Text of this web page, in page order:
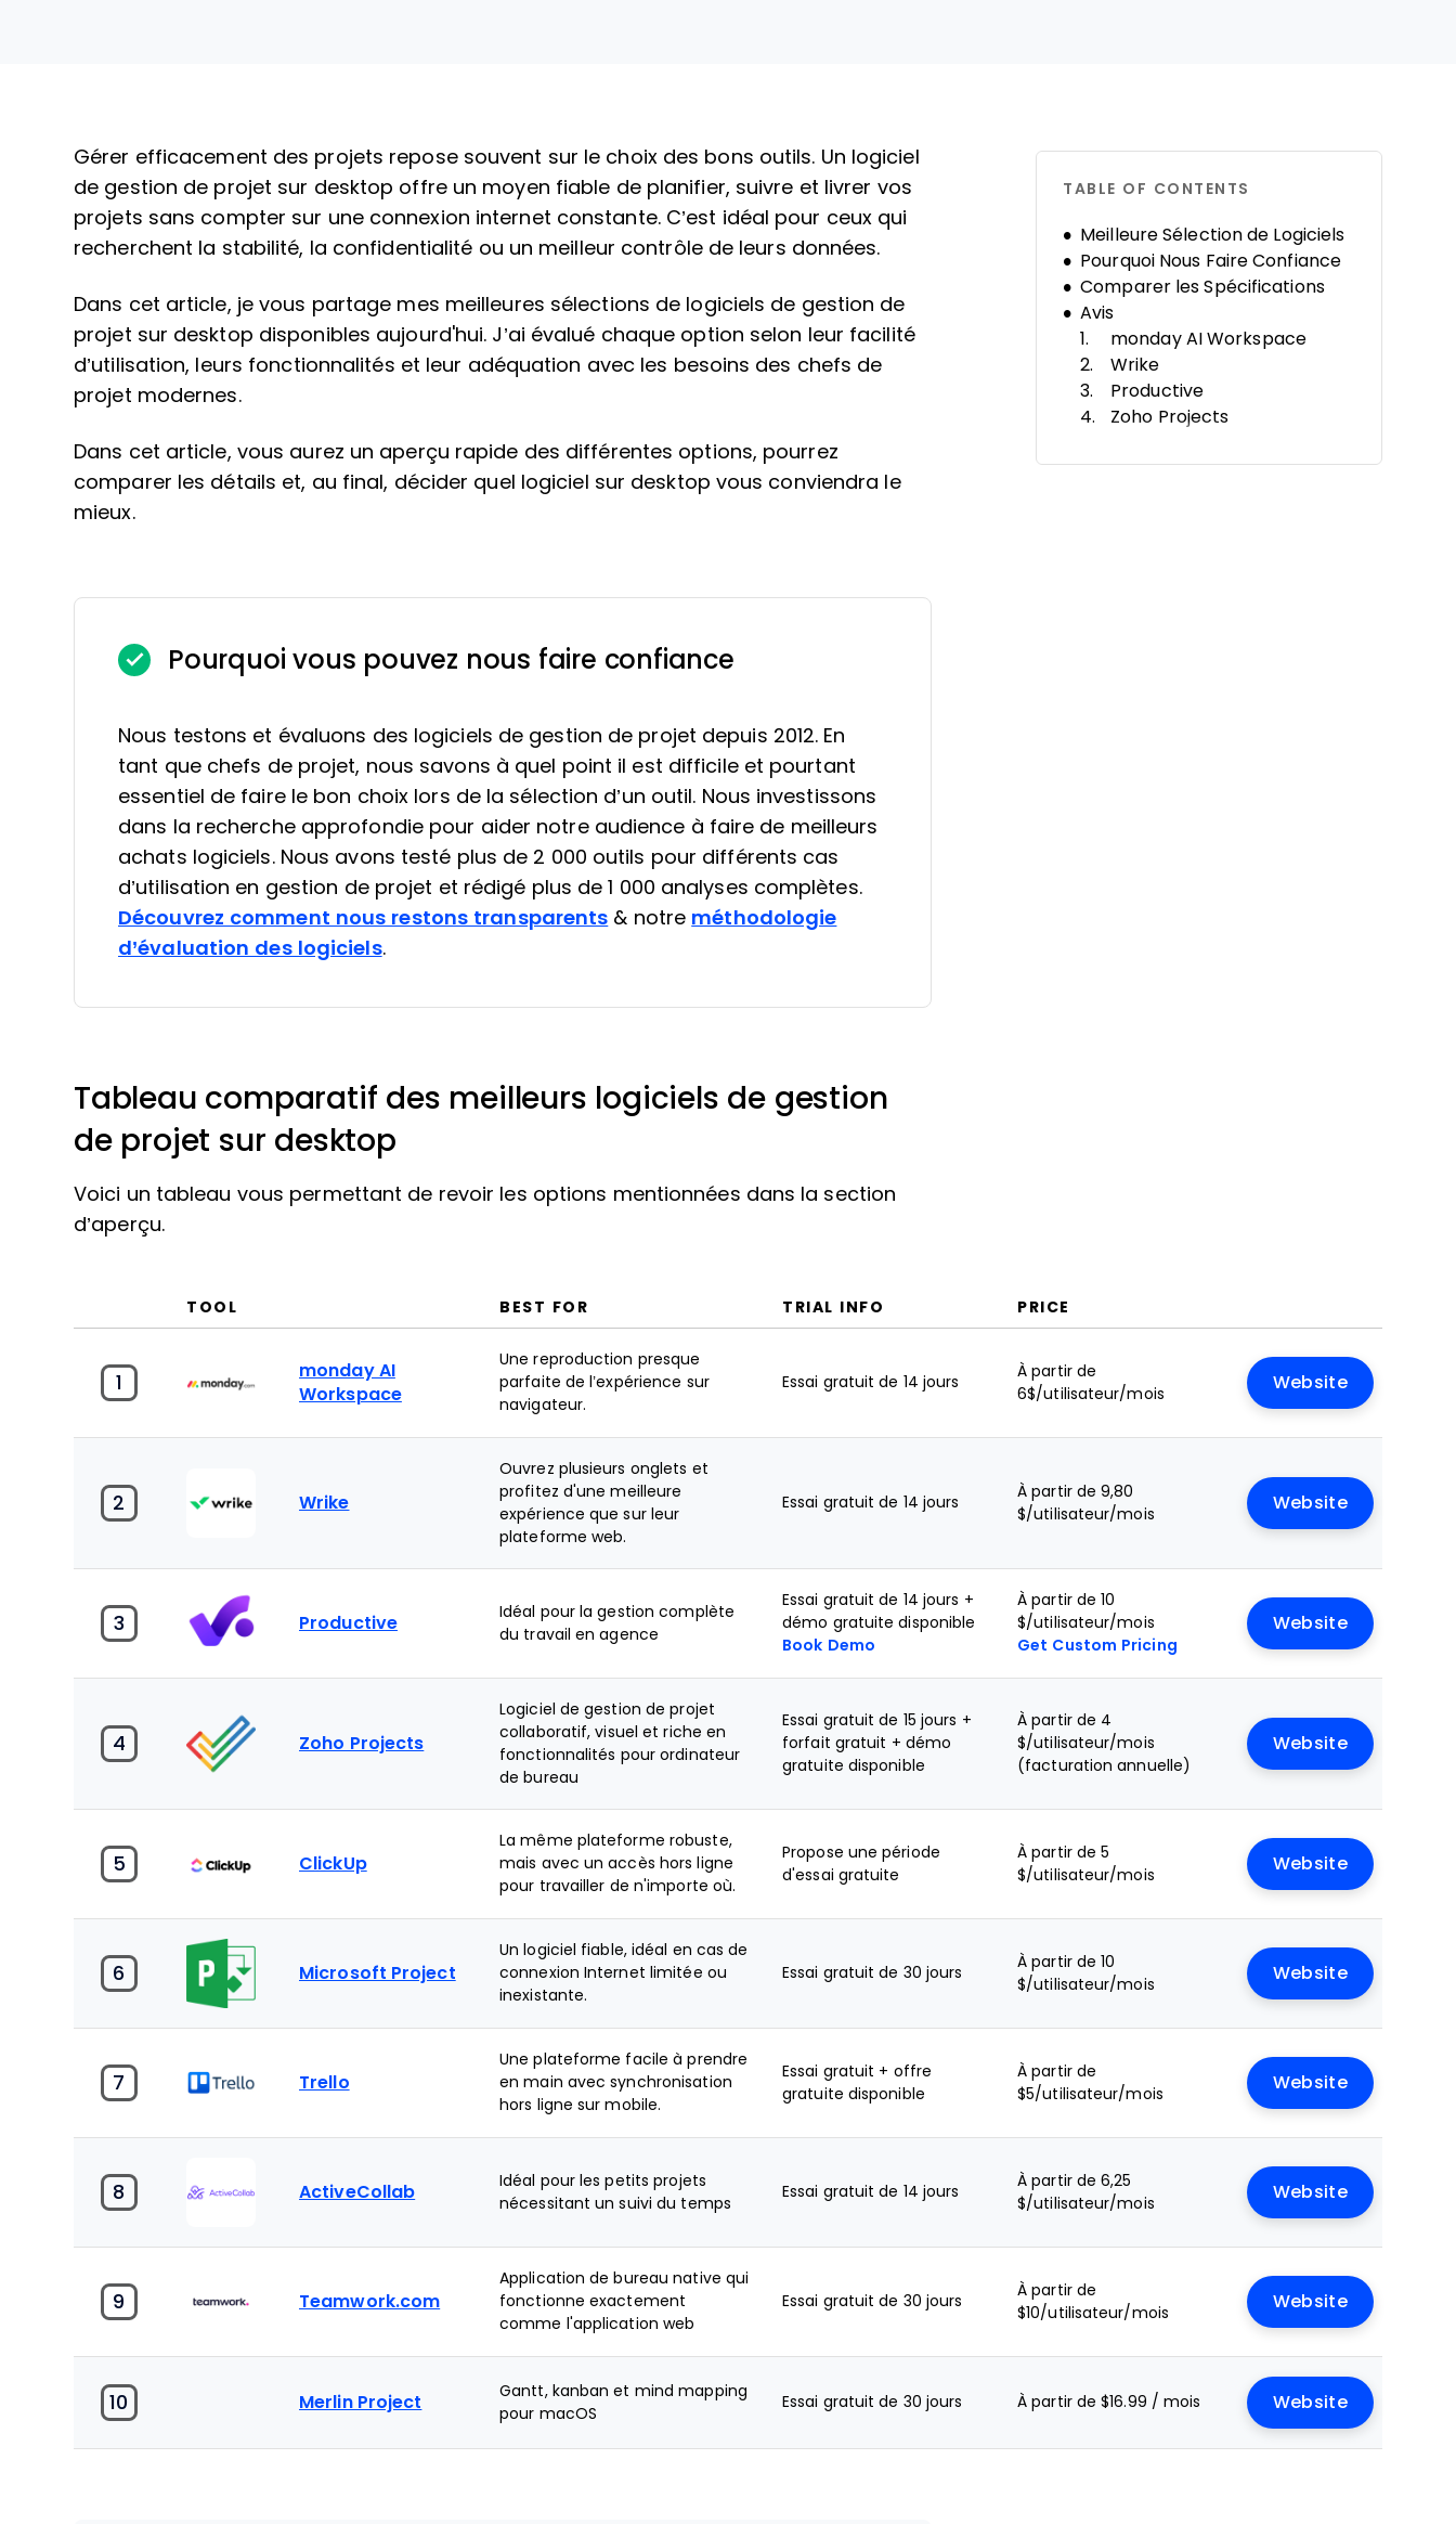
Gérer efficacement des projets repose souvent sur le choix des bons outils. Un logiciel
de gestion de projet sur desktop offre un moyen fiable de planifier, suivre et livrer vos
projets sans compter sur une connexion internet constante. C’est idéal pour ceux qui
recherchent la stabilité, la confidentialité ou un meilleur contrôle de leurs données.
Dans cet article, je vous partage mes meilleures sélections de logiciels de gestion de
projet sur desktop disponibles aujourd'hui. J’ai évalué chaque option selon leur facilité
d’utilisation, leurs fonctionnalités et leur adéquation avec les besoins des chefs de
projet modernes.
Dans cet article, vous aurez un aperçu rapide des différentes options, pourrez
comparer les détails et, au final, décider quel logiciel sur desktop vous conviendra le
mieux.
Pourquoi vous pouvez nous faire confiance
Nous testons et évaluons des logiciels de gestion de projet depuis 2012. En
tant que chefs de projet, nous savons à quel point il est difficile et pourtant
essentiel de faire le bon choix lors de la sélection d’un outil. Nous investissons
dans la recherche approfondie pour aider notre audience à faire de meilleurs
achats logiciels. Nous avons testé plus de 2 000 outils pour différents cas
d’utilisation en gestion de projet et rédigé plus de 1 000 analyses complètes.
Découvrez comment nous restons transparents & notre méthodologie
d’évaluation des logiciels.
Tableau comparatif des meilleurs logiciels de gestion
de projet sur desktop
Voici un tableau vous permettant de revoir les options mentionnées dans la section
d’aperçu.
TOOL BEST FOR TRIAL INFO PRICE
1
monday AI
Workspace
Une reproduction presque
parfaite de l’expérience sur
navigateur.
Essai gratuit de 14 jours
À partir de
6$/utilisateur/mois
Website
2 Wrike
Ouvrez plusieurs onglets et
profitez d'une meilleure
expérience que sur leur
plateforme web.
Essai gratuit de 14 jours
À partir de 9,80
$/utilisateur/mois
Website
3 Productive
Idéal pour la gestion complète
du travail en agence
Essai gratuit de 14 jours +
démo gratuite disponible
Book Demo
À partir de 10
$/utilisateur/mois
Get Custom Pricing
Website
4 Zoho Projects
Logiciel de gestion de projet
collaboratif, visuel et riche en
fonctionnalités pour ordinateur
de bureau
Essai gratuit de 15 jours +
forfait gratuit + démo
gratuite disponible
À partir de 4
$/utilisateur/mois
(facturation annuelle)
Website
5 ClickUp
La même plateforme robuste,
mais avec un accès hors ligne
pour travailler de n'importe où.
Propose une période
d'essai gratuite
À partir de 5
$/utilisateur/mois
Website
6 Microsoft Project
Un logiciel fiable, idéal en cas de
connexion Internet limitée ou
inexistante.
Essai gratuit de 30 jours
À partir de 10
$/utilisateur/mois
Website
7 Trello
Une plateforme facile à prendre
en main avec synchronisation
hors ligne sur mobile.
Essai gratuit + offre
gratuite disponible
À partir de
$5/utilisateur/mois
Website
8 ActiveCollab
Idéal pour les petits projets
nécessitant un suivi du temps
Essai gratuit de 14 jours
À partir de 6,25
$/utilisateur/mois
Website
9 Teamwork.com
Application de bureau native qui
fonctionne exactement
comme l'application web
Essai gratuit de 30 jours
À partir de
$10/utilisateur/mois
Website
10 Merlin Project
Gantt, kanban et mind mapping
pour macOS
Essai gratuit de 30 jours À partir de $16.99 / mois Website
TABLE OF CONTENTS
Meilleure Sélection de Logiciels
Pourquoi Nous Faire Confiance
Comparer les Spécifications
Avis
monday AI Workspace
Wrike
Productive
Zoho Projects
Microsoft Project